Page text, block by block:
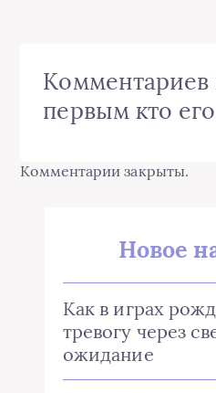
Комментариев
первым кто
Комментарии закрыты.
Новое
Как в играх
тревогу через
ожидание